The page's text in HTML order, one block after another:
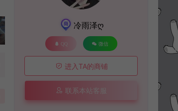
冷雨泽ღ
QQ 微信
进入TA的商铺
联系本站客服